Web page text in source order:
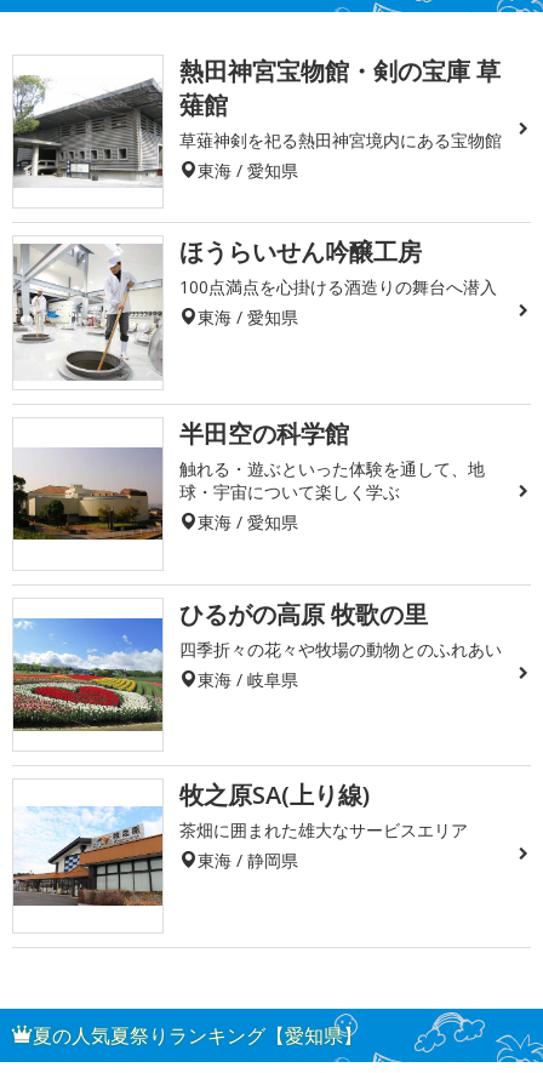
熱田神宮宝物館・剣の宝庫 草
薙館
草薙神剣を祀る熱田神宮境内にある宝物館
東海 / 愛知県
ほうらいせん吟醸工房
100点満点を心掛ける酒造りの舞台へ潜入
東海 / 愛知県
半田空の科学館
触れる・遊ぶといった体験を通して、地
球・宇宙について楽しく学ぶ
東海 / 愛知県
ひるがの高原 牧歌の里
四季折々の花々や牧場の動物とのふれあい
東海 / 岐阜県
牧之原SA(上り線)
茶畑に囲まれた雄大なサービスエリア
東海 / 静岡県
夏の人気夏祭りランキング【愛知県】